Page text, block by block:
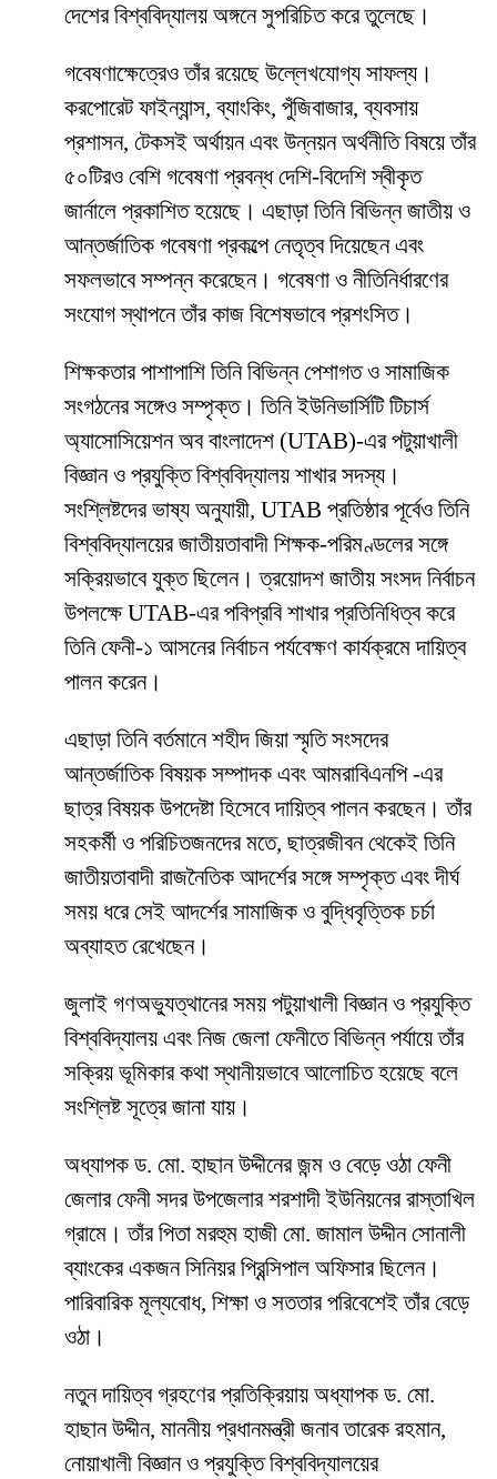
দেশের বিশ্ববিদ্যালয় অঙ্গনে সুপরিচিত করে তুলেছে।
গবেষণাক্ষেত্রেও তাঁর রয়েছে উল্লেখযোগ্য সাফল্য।
করপোরেট ফাইন্যান্স, ব্যাংকিং, পুঁজিবাজার, ব্যবসায়
প্রশাসন, টেকসই অর্থায়ন এবং উন্নয়ন অর্থনীতি বিষয়ে তাঁর
৫০টিরও বেশি গবেষণা প্রবন্ধ দেশি-বিদেশি স্বীকৃত
জার্নালে প্রকাশিত হয়েছে। এছাড়া তিনি বিভিন্ন জাতীয় ও
আন্তর্জাতিক গবেষণা প্রকল্পে নেতৃত্ব দিয়েছেন এবং
সফলভাবে সম্পন্ন করেছেন। গবেষণা ও নীতিনির্ধারণের
সংযোগ স্থাপনে তাঁর কাজ বিশেষভাবে প্রশংসিত।
শিক্ষকতার পাশাপাশি তিনি বিভিন্ন পেশাগত ও সামাজিক
সংগঠনের সঙ্গেও সম্পৃক্ত। তিনি ইউনিভার্সিটি টিচার্স
অ্যাসোসিয়েশন অব বাংলাদেশ (UTAB)-এর পটুয়াখালী
বিজ্ঞান ও প্রযুক্তি বিশ্ববিদ্যালয় শাখার সদস্য।
সংশ্লিষ্টদের ভাষ্য অনুযায়ী, UTAB প্রতিষ্ঠার পূর্বেও তিনি
বিশ্ববিদ্যালয়ের জাতীয়তাবাদী শিক্ষক-পরিমণ্ডলের সঙ্গে
সক্রিয়ভাবে যুক্ত ছিলেন। ত্রয়োদশ জাতীয় সংসদ নির্বাচন
উপলক্ষে UTAB-এর পবিপ্রবি শাখার প্রতিনিধিত্ব করে
তিনি ফেনী-১ আসনের নির্বাচন পর্যবেক্ষণ কার্যক্রমে দায়িত্ব
পালন করেন।
এছাড়া তিনি বর্তমানে শহীদ জিয়া স্মৃতি সংসদের
আন্তর্জাতিক বিষয়ক সম্পাদক এবং আমরাবিএনপি -এর
ছাত্র বিষয়ক উপদেষ্টা হিসেবে দায়িত্ব পালন করছেন। তাঁর
সহকর্মী ও পরিচিতজনদের মতে, ছাত্রজীবন থেকেই তিনি
জাতীয়তাবাদী রাজনৈতিক আদর্শের সঙ্গে সম্পৃক্ত এবং দীর্ঘ
সময় ধরে সেই আদর্শের সামাজিক ও বুদ্ধিবৃত্তিক চর্চা
অব্যাহত রেখেছেন।
জুলাই গণঅভ্যুত্থানের সময় পটুয়াখালী বিজ্ঞান ও প্রযুক্তি
বিশ্ববিদ্যালয় এবং নিজ জেলা ফেনীতে বিভিন্ন পর্যায়ে তাঁর
সক্রিয় ভূমিকার কথা স্থানীয়ভাবে আলোচিত হয়েছে বলে
সংশ্লিষ্ট সূত্রে জানা যায়।
অধ্যাপক ড. মো. হাছান উদ্দীনের জন্ম ও বেড়ে ওঠা ফেনী
জেলার ফেনী সদর উপজেলার শরশাদী ইউনিয়নের রাস্তাখিল
গ্রামে। তাঁর পিতা মরহুম হাজী মো. জামাল উদ্দীন সোনালী
ব্যাংকের একজন সিনিয়র প্রিন্সিপাল অফিসার ছিলেন।
পারিবারিক মূল্যবোধ, শিক্ষা ও সততার পরিবেশেই তাঁর বেড়ে
ওঠা।
নতুন দায়িত্ব গ্রহণের প্রতিক্রিয়ায় অধ্যাপক ড. মো.
হাছান উদ্দীন, মাননীয় প্রধানমন্ত্রী জনাব তারেক রহমান,
নোয়াখালী বিজ্ঞান ও প্রযুক্তি বিশ্ববিদ্যালয়ের